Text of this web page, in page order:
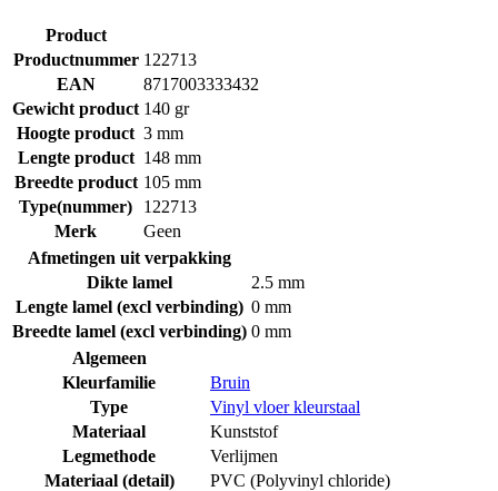
Product
Productnummer 122713
EAN
8717003333432
Gewicht product 140 gr
Hoogte product 3 mm
Lengte product 148 mm
Breedte product 105 mm
Type(nummer)
122713
Merk
Geen
Afmetingen uit verpakking
Dikte lamel
2.5 mm
Lengte lamel (excl verbinding) 0 mm
Breedte lamel (excl verbinding) 0 mm
Algemeen
Kleurfamilie
Bruin
Type
Vinyl vloer kleurstaal
Materiaal
Kunststof
Legmethode
Verlijmen
Materiaal (detail)
PVC (Polyvinyl chloride)